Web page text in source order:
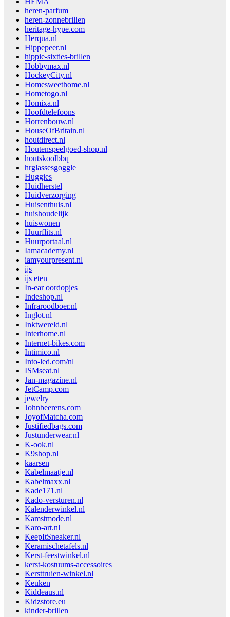
heren-parfum
heren-zonnebrillen
heritage-hype.com
Herqua.nl
Hippepeer.nl
hippie-sixties-brillen
Hobbymax.nl
HockeyCity.nl
Homesweethome.nl
Hometogo.nl
Homixa.nl
Hoofdtelefoons
Horrenbouw.nl
HouseOfBritain.nl
houtdirect.nl
Houtenspeelgoed-shop.nl
houtskoolbbq
hrglassesgoggle
Huggies
Huidherstel
Huidverzorging
Huisenthuis.nl
huishoudelijk
huiswonen
Huurflits.nl
Huurportaal.nl
Iamacademy.nl
iamyourpresent.nl
ijs
ijs eten
In-ear oordopjes
Indeshop.nl
Infraroodboer.nl
Inglot.nl
Inktwereld.nl
Interhome.nl
Internet-bikes.com
Intimico.nl
Into-led.com/nl
ISMseat.nl
Jan-magazine.nl
JetCamp.com
jewelry
Johnbeerens.com
JoyofMatcha.com
Justifiedbags.com
Justunderwear.nl
K-ook.nl
K9shop.nl
kaarsen
Kabelmaatje.nl
Kabelmaxx.nl
Kade171.nl
Kado-versturen.nl
Kalenderwinkel.nl
Kamstmode.nl
Karo-art.nl
KeepItSneaker.nl
Keramischetafels.nl
Kerst-feestwinkel.nl
kerst-kostuums-accessoires
Kersttruien-winkel.nl
Keuken
Kiddeaus.nl
Kidzstore.eu
kinder-brillen